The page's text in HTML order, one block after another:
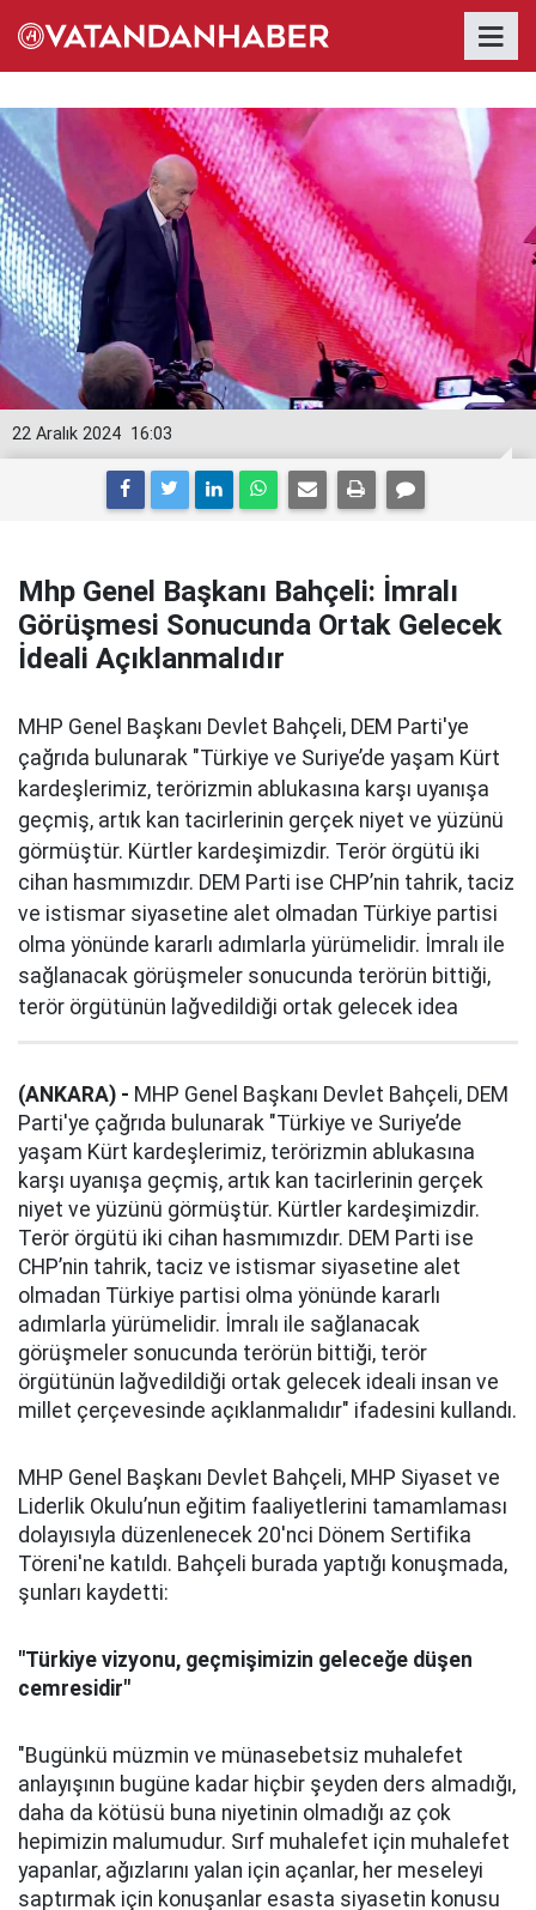
16:03
22 Aralık 2024
Mhp Genel Başkanı Bahçeli: İmralı
Görüşmesi Sonucunda Ortak Gelecek
İdeali Açıklanmalıdır
MHP Genel Başkanı Devlet Bahçeli, DEM Parti'ye
çağrıda bulunarak "Türkiye ve Suriye’de yaşam Kürt
kardeşlerimiz, terörizmin ablukasına karşı uyanışa
geçmiş, artık kan tacirlerinin gerçek niyet ve yüzünü
görmüştür. Kürtler kardeşimizdir. Terör örgütü iki
cihan hasmımızdır. DEM Parti ise CHP’nin tahrik, taciz
ve istismar siyasetine alet olmadan Türkiye partisi
olma yönünde kararlı adımlarla yürümelidir. İmralı ile
sağlanacak görüşmeler sonucunda terörün bittiği,
terör örgütünün lağvedildiği ortak gelecek idea
(ANKARA) - MHP Genel Başkanı Devlet Bahçeli, DEM
Parti'ye çağrıda bulunarak "Türkiye ve Suriye’de
yaşam Kürt kardeşlerimiz, terörizmin ablukasına
karşı uyanışa geçmiş, artık kan tacirlerinin gerçek
niyet ve yüzünü görmüştür. Kürtler kardeşimizdir.
Terör örgütü iki cihan hasmımızdır. DEM Parti ise
CHP’nin tahrik, taciz ve istismar siyasetine alet
olmadan Türkiye partisi olma yönünde kararlı
adımlarla yürümelidir. İmralı ile sağlanacak
görüşmeler sonucunda terörün bittiği, terör
örgütünün lağvedildiği ortak gelecek ideali insan ve
millet çerçevesinde açıklanmalıdır" ifadesini kullandı.
MHP Genel Başkanı Devlet Bahçeli, MHP Siyaset ve
Liderlik Okulu’nun eğitim faaliyetlerini tamamlaması
dolayısıyla düzenlenecek 20'nci Dönem Sertifika
Töreni'ne katıldı. Bahçeli burada yaptığı konuşmada,
şunları kaydetti:
"Türkiye vizyonu, geçmişimizin geleceğe düşen
cemresidir"
"Bugünkü müzmin ve münasebetsiz muhalefet
anlayışının bugüne kadar hiçbir şeyden ders almadığı,
daha da kötüsü buna niyetinin olmadığı az çok
hepimizin malumudur. Sırf muhalefet için muhalefet
yapanlar, ağızlarını yalan için açanlar, her meseleyi
saptırmak için konuşanlar esasta siyasetin konusu